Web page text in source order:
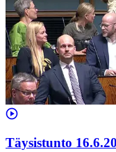
Täysistunto